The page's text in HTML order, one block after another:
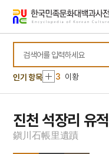
바로가기
바로가기
인기 항목
10 비녀
1 금성대군
2 세조
3 이황
4 이이
5 고향
6 세종
진천 석장리 유적
鎭 川石帳里遺蹟